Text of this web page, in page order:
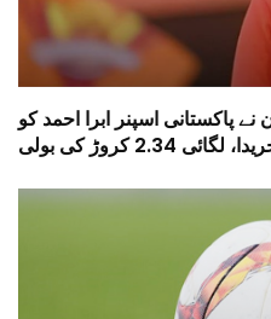
پاکستانی اسپنر ابرا احمد کو
لگائی 2.34 کروڑ کی بولی